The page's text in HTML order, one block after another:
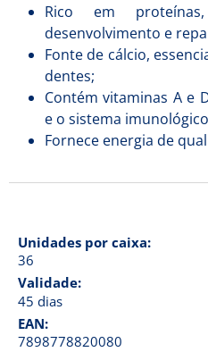
Rico em
desenvolvimento e
Fonte de cálcio,
dentes;
Contém vitaminas A e
e o sistema
Fornece energia de
Unidades por caixa:
36
Validade:
45 dias
EAN:
7898778820080